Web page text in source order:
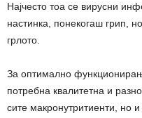
Најчесто тоа се вирусни
настинка, понекогаш грип,
грлото.
За оптимално
потребна квалитетна и
сите макронутритиенти, но